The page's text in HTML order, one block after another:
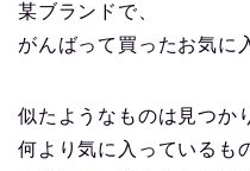
某ブランドで、
がんばって買ったお気に
似たようなものは見つか
何より気に入っているも